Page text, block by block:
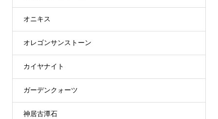
オニキス
オレゴンサンストーン
カイヤナイト
ガーデンクォーツ
神居古潭石